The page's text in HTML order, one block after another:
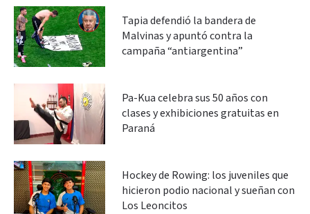
Tapia defendió la bandera de
Malvinas y apuntó contra la
campaña “antiargentina”
Pa-Kua celebra sus 50 años con
clases y exhibiciones gratuitas en
Paraná
Hockey de Rowing: los juveniles que
hicieron podio nacional y sueñan con
Los Leoncitos